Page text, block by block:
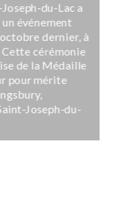
du-Lac a
événement
dernier, à
Cette cérémonie
de la Médaille
pour mérite
Joseph-du-